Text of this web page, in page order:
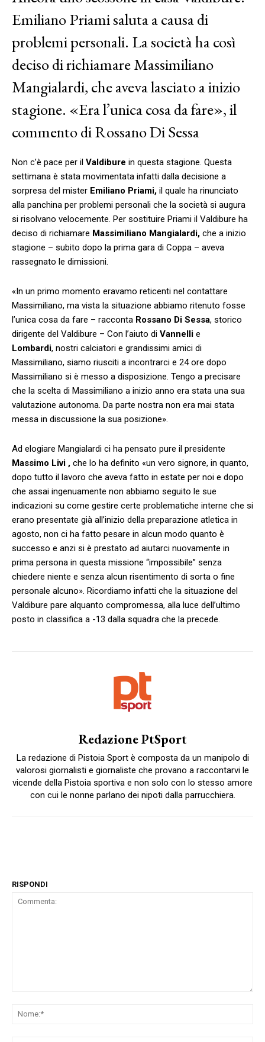
Emiliano Priami saluta a causa di
problemi personali. La società ha così
deciso di richiamare Massimiliano
Mangialardi, che aveva lasciato a inizio
stagione. «Era l’unica cosa da fare», il
commento di Rossano Di Sessa
Non c’è pace per il Valdibure in questa stagione. Questa
settimana è stata movimentata infatti dalla decisione a
sorpresa del mister Emiliano Priami, il quale ha rinunciato
alla panchina per problemi personali che la società si augura
si risolvano velocemente. Per sostituire Priami il Valdibure ha
deciso di richiamare Massimiliano Mangialardi, che a inizio
stagione – subito dopo la prima gara di Coppa – aveva
rassegnato le dimissioni.
«In un primo momento eravamo reticenti nel contattare
Massimiliano, ma vista la situazione abbiamo ritenuto fosse
l’unica cosa da fare – racconta Rossano Di Sessa, storico
dirigente del Valdibure – Con l’aiuto di Vannelli e
Lombardi, nostri calciatori e grandissimi amici di
Massimiliano, siamo riusciti a incontrarci e 24 ore dopo
Massimiliano si è messo a disposizione. Tengo a precisare
che la scelta di Massimiliano a inizio anno era stata una sua
valutazione autonoma. Da parte nostra non era mai stata
messa in discussione la sua posizione».
Ad elogiare Mangialardi ci ha pensato pure il presidente
Massimo Livi , che lo ha definito «un vero signore, in quanto,
dopo tutto il lavoro che aveva fatto in estate per noi e dopo
che assai ingenuamente non abbiamo seguito le sue
indicazioni su come gestire certe problematiche interne che si
erano presentate già all’inizio della preparazione atletica in
agosto, non ci ha fatto pesare in alcun modo quanto è
successo e anzi si è prestato ad aiutarci nuovamente in
prima persona in questa missione “impossibile” senza
chiedere niente e senza alcun risentimento di sorta o fine
personale alcuno». Ricordiamo infatti che la situazione del
Valdibure pare alquanto compromessa, alla luce dell’ultimo
posto in classifica a -13 dalla squadra che la precede.
Redazione PtSport
La redazione di Pistoia Sport è composta da un manipolo di
valorosi giornalisti e giornaliste che provano a raccontarvi le
vicende della Pistoia sportiva e non solo con lo stesso amore
con cui le nonne parlano dei nipoti dalla parrucchiera.
RISPONDI